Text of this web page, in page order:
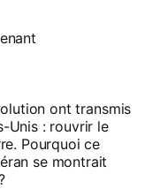
ont transmis
Unis : rouvrir le
Pourquoi ce
se montrait